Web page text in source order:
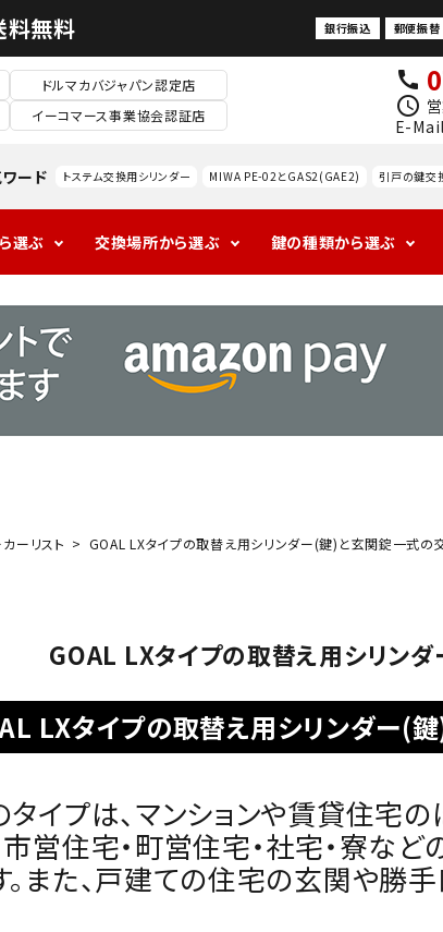
料無料 銀行振込 郵便振替
ドルマカバジャパン認定店
イーコマース事業協会認証店
call
schedule
E-
ード トステム交換用シリンダー MIWA PE-02とGAS2(GAE2) 引戸の鍵交
選ぶ
玄
玄関
交換場所から選ぶ
室
内
錠
ドアノ
ブ交
鍵の種類から選ぶ
防犯対策
ーリスト GOAL LXタイプの取替え用シリンダー(鍵)と玄関錠一式の
GOAL LXタイプの取替え用シリン
LXタイプの取替え用シリンダー(
タイプは、マンションや賃貸住宅
市営住宅・町営住宅・社宅・寮な
。また、戸建ての住宅の玄関や勝